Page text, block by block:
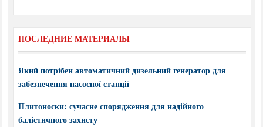
ПОСЛЕДНИЕ МАТЕРИАЛЫ
Який потрібен автоматичний дизельний генератор для
забезпечення насосної станції
Плитоноски: сучасне спорядження для надійного
балістичного захисту